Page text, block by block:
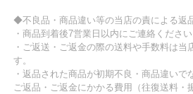
◆不良品・商品違い等の当店の責による返
・商品到着後7営業日以内にご連絡ください
・ご返送・ご返金の際の送料や手数料は当
す。
・返品された商品が初期不良・商品違いで
ご返品・ご返金にかかる費用（往復送料・